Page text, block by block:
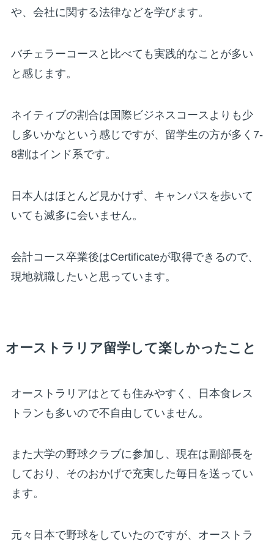
や、会社に関する法律などを学びます。
バチェラーコースと比べても実践的なことが多い
と感じます。
ネイティブの割合は国際ビジネスコースよりも少
し多いかなという感じですが、留学生の方が多く7-
8割はインド系です。
日本人はほとんど見かけず、キャンパスを歩いて
いても滅多に会いません。
会計コース卒業後はCertificateが取得できるので、
現地就職したいと思っています。
オーストラリア留学して楽しかったこと
オーストラリアはとても住みやすく、日本食レス
トランも多いので不自由していません。
また大学の野球クラブに参加し、現在は副部長を
しており、そのおかげで充実した毎日を送ってい
ます。
元々日本で野球をしていたのですが、オーストラ